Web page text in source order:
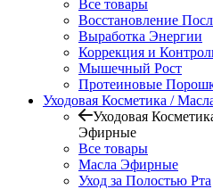
Все товары
Восстановление
Выработка Энергии
Коррекция и
Мышечный Рост
Протеиновые
Уходовая Косметика /
Уходовая
Эфирные
Все товары
Масла Эфирные
Уход за Полостью Рта